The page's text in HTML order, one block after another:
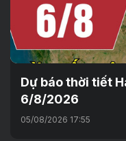
Dự báo thời tiết
6/8/2026
05/08/2026 17:55